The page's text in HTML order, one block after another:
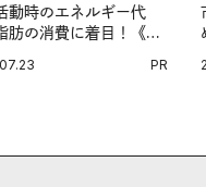
動時のエネルギー代
肪の消費に着目！《メ
テ習慣。
PR